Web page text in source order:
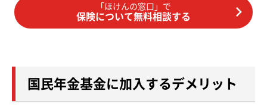
「ほけんの窓口」で
保険について無料相談する
国民年金基金に加入するデメリット